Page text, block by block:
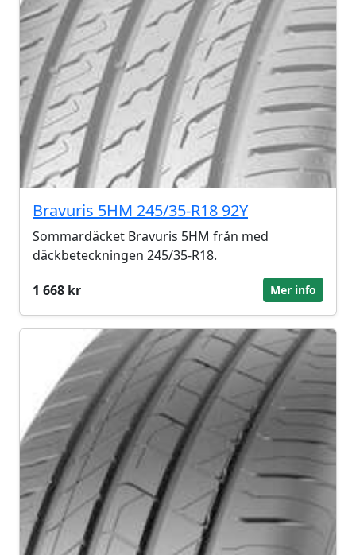
Bravuris 5HM 245/35-R18 92Y
Sommardäcket Bravuris 5HM från med
däckbeteckningen 245/35-R18.
1 668 kr
Mer info